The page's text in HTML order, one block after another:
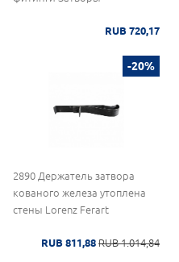
RUB 720,17
-20%
2890 Держатель затвора
кованого железа утоплена
стены Lorenz Ferart
RUB 811,88 RUB 1.014,84